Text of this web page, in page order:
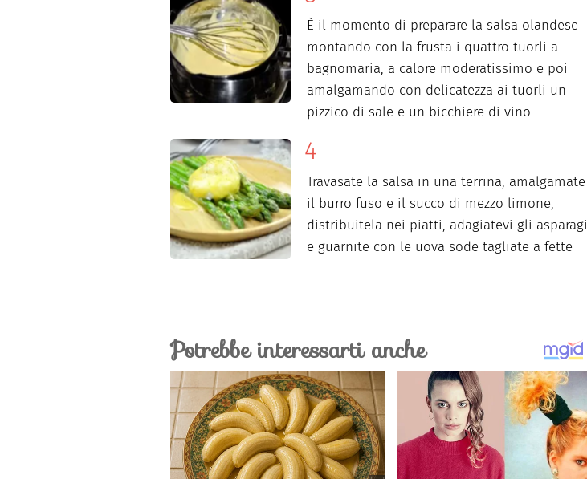
È il momento di preparare la salsa olandese
montando con la frusta i quattro tuorli a
bagnomaria, a calore moderatissimo e poi
amalgamando con delicatezza ai tuorli un
pizzico di sale e un bicchiere di vino
Travasate la salsa in una terrina, amalgamate
il burro fuso e il succo di mezzo limone,
distribuitela nei piatti, adagiatevi gli asparagi
e guarnite con le uova sode tagliate a fette